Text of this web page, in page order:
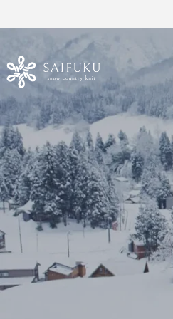
ン
ン
ツ
ス
キ
ッ
プ
SAIFUKU
-
snow
country
knit-